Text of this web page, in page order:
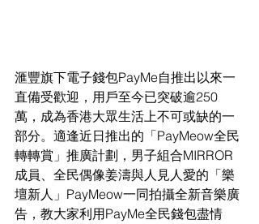
滙豐旗下電子錢包PayMe自推出以來一
直備受歡迎，用戶至今已突破逾250
萬，成為香港大眾生活上不可或缺的一
部分。適逢近日推出的「PayMeow全民
轉轉賞」推廣計劃，男子組合MIRROR
成員、全民偶像姜濤與人見人愛的「樂
壇新人」PayMeow一同拍攝全新音樂廣
告，教大家利用PayMe全民錢包盡情